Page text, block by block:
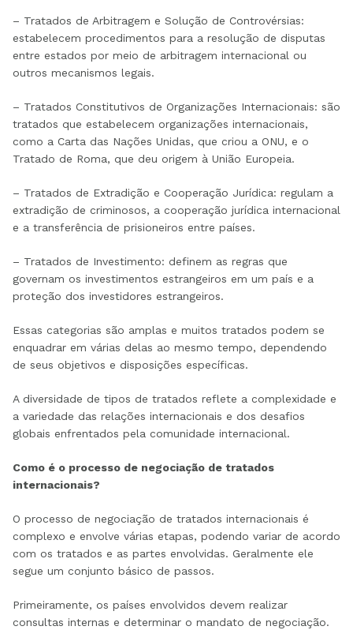
– Tratados de Arbitragem e Solução de Controvérsias:
estabelecem procedimentos para a resolução de disputas
entre estados por meio de arbitragem internacional ou
outros mecanismos legais.
– Tratados Constitutivos de Organizações Internacionais: são
tratados que estabelecem organizações internacionais,
como a Carta das Nações Unidas, que criou a ONU, e o
Tratado de Roma, que deu origem à União Europeia.
– Tratados de Extradição e Cooperação Jurídica: regulam a
extradição de criminosos, a cooperação jurídica internacional
e a transferência de prisioneiros entre países.
– Tratados de Investimento: definem as regras que
governam os investimentos estrangeiros em um país e a
proteção dos investidores estrangeiros.
Essas categorias são amplas e muitos tratados podem se
enquadrar em várias delas ao mesmo tempo, dependendo
de seus objetivos e disposições específicas.
A diversidade de tipos de tratados reflete a complexidade e
a variedade das relações internacionais e dos desafios
globais enfrentados pela comunidade internacional.
Como é o processo de negociação de tratados
internacionais?
O processo de negociação de tratados internacionais é
complexo e envolve várias etapas, podendo variar de acordo
com os tratados e as partes envolvidas. Geralmente ele
segue um conjunto básico de passos.
Primeiramente, os países envolvidos devem realizar
consultas internas e determinar o mandato de negociação.